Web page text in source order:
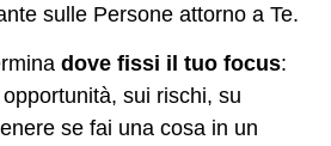
sulle Persone attorno a Te.
dove fissi il tuo focus:
sui rischi, su
se fai una cosa in un